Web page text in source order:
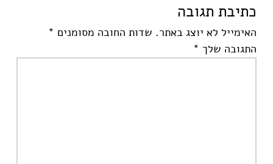
כתיבת תגובה
האימייל לא יוצג באתר. שדות החובה מסומנים *
התגובה שלך *